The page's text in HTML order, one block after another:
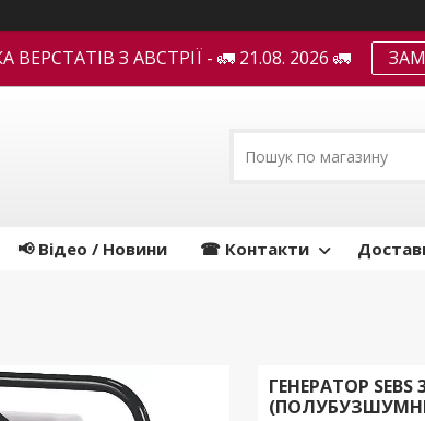
ВЕРСТАТІВ З АВСТРІЇ - 🚛 21.08. 2026 🚛
📢 Відео / Новини ☎ Контакти
ГЕНЕРАТОР